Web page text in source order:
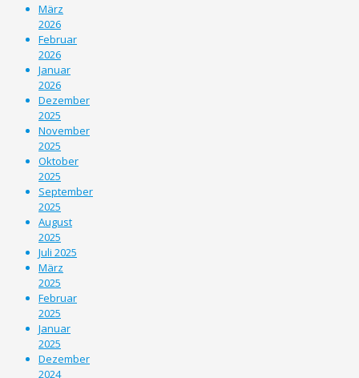
März
2026
Februar
2026
Januar
2026
Dezember
2025
November
2025
Oktober
2025
September
2025
August
2025
Juli 2025
März
2025
Februar
2025
Januar
2025
Dezember
2024